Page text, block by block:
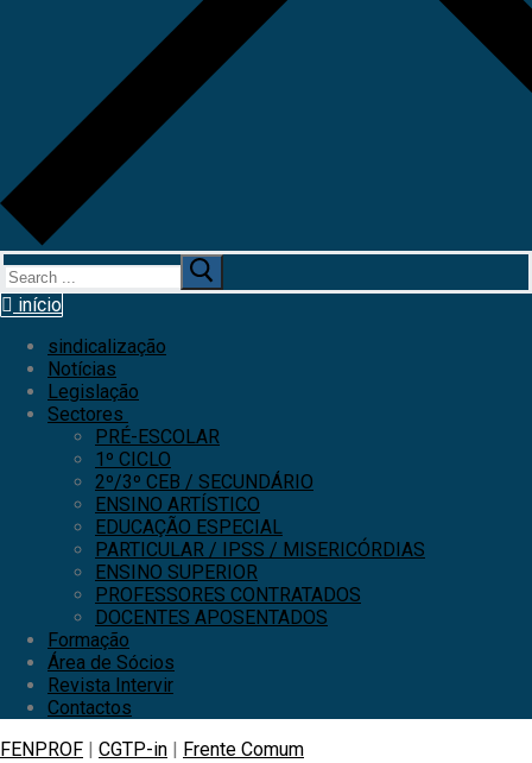
início
sindicalização
Notícias
Legislação
Sectores
PRÉ-ESCOLAR
1º CICLO
2º/3º CEB / SECUNDÁRIO
ENSINO ARTÍSTICO
EDUCAÇÃO ESPECIAL
PARTICULAR / IPSS / MISERICÓRDIAS
ENSINO SUPERIOR
PROFESSORES CONTRATADOS
DOCENTES APOSENTADOS
Formação
Área de Sócios
Revista Intervir
Contactos
FENPROF | CGTP-in | Frente Comum